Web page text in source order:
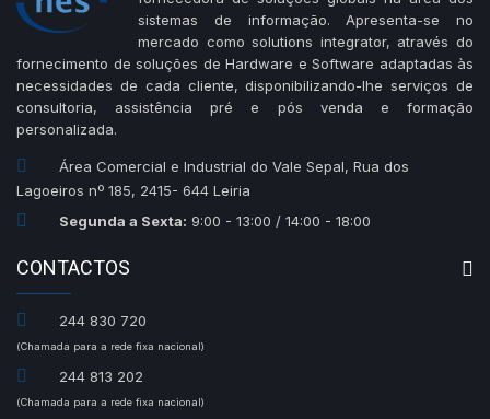
sistemas de informação. Apresenta-se no
mercado como solutions integrator, através do
fornecimento de soluções de Hardware e Software adaptadas às
necessidades de cada cliente, disponibilizando-lhe serviços de
consultoria, assistência pré e pós venda e formação
personalizada.
Área Comercial e Industrial do Vale Sepal, Rua dos
Lagoeiros nº 185, 2415- 644 Leiria
Segunda a Sexta: 9:00 - 13:00 / 14:00 - 18:00
CONTACTOS
244 830 720
(Chamada para a rede fixa nacional)
244 813 202
(Chamada para a rede fixa nacional)